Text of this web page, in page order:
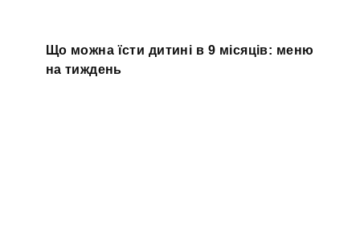
Що можна їсти дитині в 9 місяців: меню
на тиждень